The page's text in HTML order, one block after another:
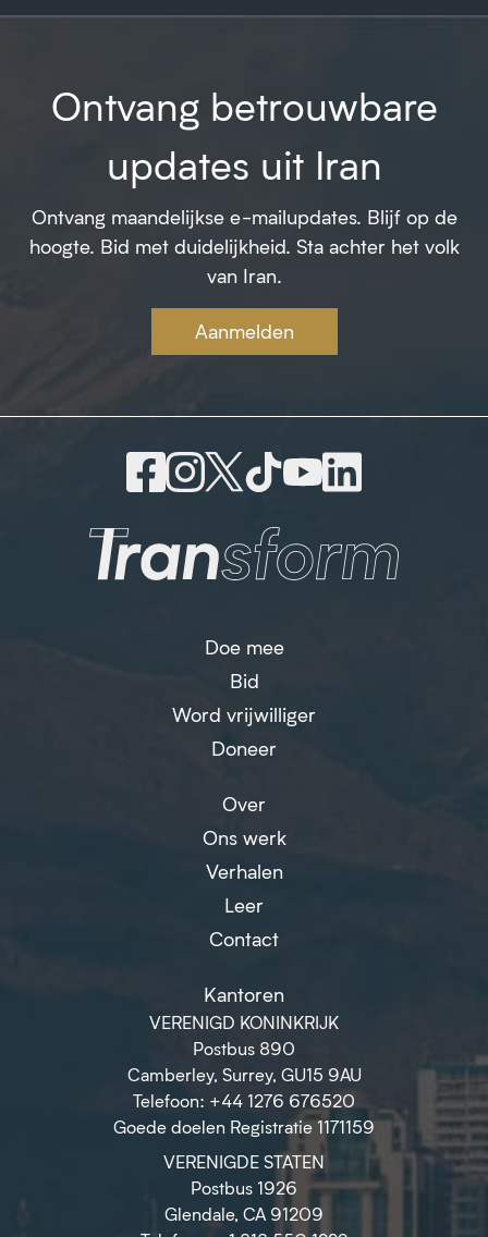
Ontvang betrouwbare
updates uit Iran
Ontvang maandelijkse e-mailupdates. Blijf op de
hoogte. Bid met duidelijkheid. Sta achter het volk
van Iran.
Aanmelden
Doe mee
Bid
Word vrijwilliger
Doneer
Over
Ons werk
Verhalen
Leer
Contact
Kantoren
VERENIGD KONINKRIJK
Postbus 890
Camberley, Surrey, GU15 9AU
Telefoon: +44 1276 676520
Goede doelen Registratie 1171159
VERENIGDE STATEN
Postbus 1926
Glendale, CA 91209